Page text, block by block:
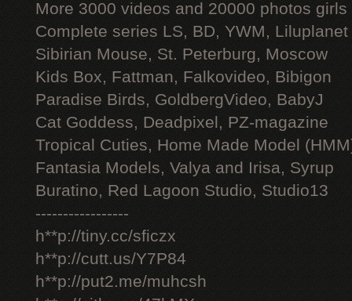
More 3000 videos and 20000 photos
Complete series LS, BD, YWM, Liluplanet
Sibirian Mouse, St. Peterburg, Moscow
Kids Box, Fattman, Falkovideo, Bibigon
Paradise Birds, GoldbergVideo, BabyJ
Cat Goddess, Deadpixel, PZ-magazine
Tropical Cuties, Home Made Model
Fantasia Models, Valya and Irisa, Syrup
Buratino, Red Lagoon Studio, Studio13
-----------------
h**p://tiny.cc/sficzx
h**p://cutt.us/Y7P84
h**p://put2.me/muhcsh